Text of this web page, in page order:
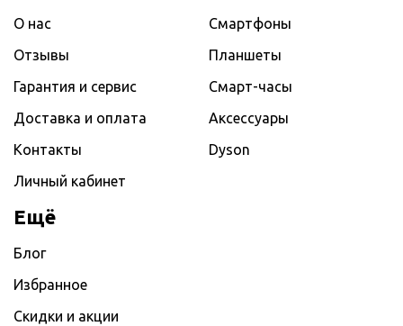
О нас
Отзывы
Гарантия и сервис
Доставка и оплата
Контакты
Личный кабинет
Смартфоны
Планшеты
Смарт-часы
Аксессуары
Dyson
Ещё
Блог
Избранное
Скидки и акции